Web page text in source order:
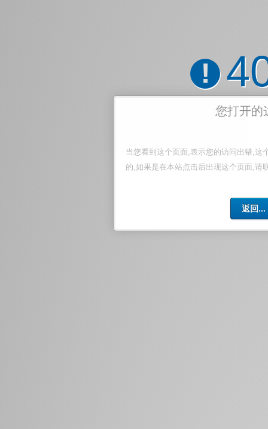
!
您打开的
当您看到这个页面,表示您的访问出错,这
的,如果是在本站点击后出现这个页面,请
返回...